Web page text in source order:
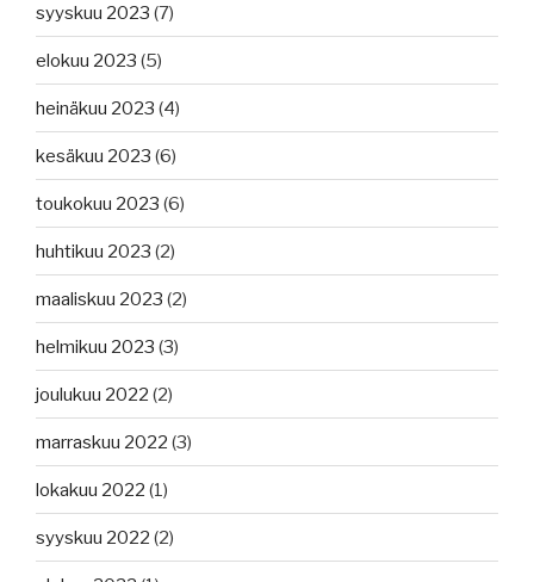
syyskuu 2023 (7)
elokuu 2023 (5)
heinäkuu 2023 (4)
kesäkuu 2023 (6)
toukokuu 2023 (6)
huhtikuu 2023 (2)
maaliskuu 2023 (2)
helmikuu 2023 (3)
joulukuu 2022 (2)
marraskuu 2022 (3)
lokakuu 2022 (1)
syyskuu 2022 (2)